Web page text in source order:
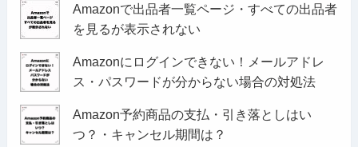
Amazonで出品者一覧ページ・すべての出品者
を見るが表示されない
Amazonにログインできない！メールアドレ
ス・パスワードが分からない場合の対処法
Amazon予約商品の支払・引き落としはい
つ？・キャンセル期間は？